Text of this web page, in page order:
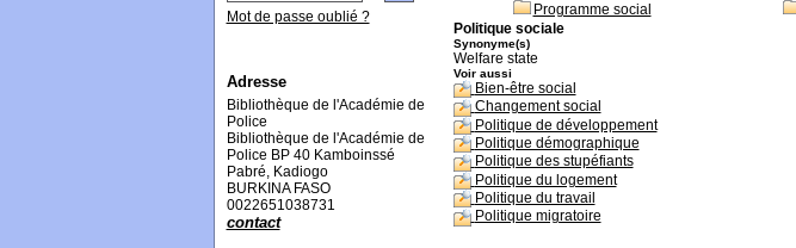
Programme social
Politique sociale
Synonyme(s)
Welfare state
Voir aussi
Bien-être social
Changement social
Politique de développement
Politique démographique
Politique des stupéfiants
Politique du logement
Politique du travail
Politique migratoire
Mot de passe oublié ?
Adresse
Bibliothèque de l'Académie de
Police
Bibliothèque de l'Académie de
Police BP 40 Kamboinssé
Pabré, Kadiogo
BURKINA FASO
0022651038731
contact